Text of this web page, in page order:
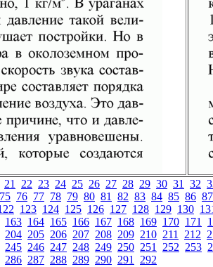
21 22 23 24 25 26 27 28 29 30 31 32
75 76 77 78 79 80 81 82 83 84 85 86 87
123 124 125 126 127 128 129 130
163 164 165 166 167 168 169 170 171
204 205 206 207 208 209 210 211 212
245 246 247 248 249 250 251 252 253
286 287 288 289 290 291 292